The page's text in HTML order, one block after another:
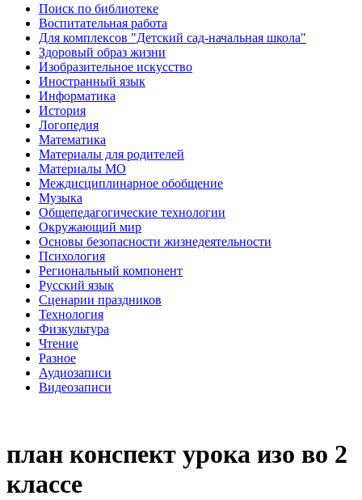
Поиск по библиотеке
Воспитательная работа
Для комплексов "Детский сад-начальная школа"
Здоровый образ жизни
Изобразительное искусство
Иностранный язык
Информатика
История
Логопедия
Математика
Материалы для родителей
Материалы МО
Междисциплинарное обобщение
Музыка
Общепедагогические технологии
Окружающий мир
Основы безопасности жизнедеятельности
Психология
Региональный компонент
Русский язык
Сценарии праздников
Технология
Физкультура
Чтение
Разное
Аудиозаписи
Видеозаписи
план конспект урока изо во 2
классе